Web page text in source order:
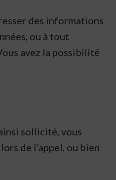
des informations
ou à tout
avez la possibilité
sollicité, vous
de l’appel, ou bien